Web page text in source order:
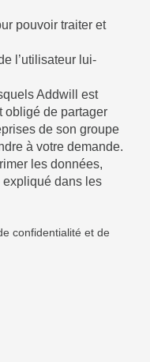
pouvoir traiter et
l’utilisateur lui-
Addwill est
obligé de partager
de son groupe
à votre demande.
les données,
expliqué dans les
confidentialité et de